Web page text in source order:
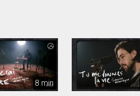
8 min